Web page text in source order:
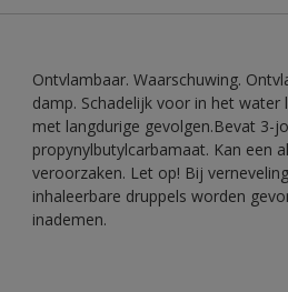
Ontvlambaar. Waarschuwing.
damp. Schadelijk voor in het water
met langdurige gevolgen.Bevat 3-
propynylbutylcarbamaat. Kan een
veroorzaken. Let op! Bij
inhaleerbare druppels worden
inademen.